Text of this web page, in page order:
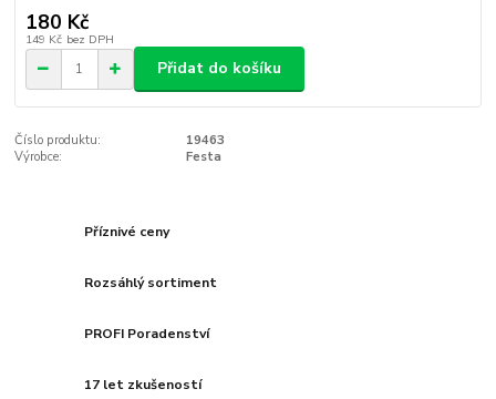
180 Kč
149 Kč bez DPH
Přidat do košíku
Číslo produktu:
19463
Výrobce:
Festa
Příznivé ceny
Rozsáhlý sortiment
PROFI Poradenství
17 let zkušeností